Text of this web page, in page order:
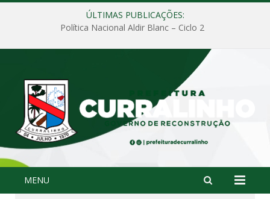
ÚLTIMAS PUBLICAÇÕES:
Política Nacional Aldir Blanc – Ciclo 2
MENU